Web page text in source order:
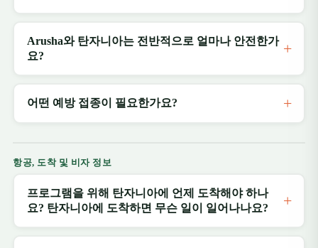
Arusha와 탄자니아는 전반적으로 얼마나 안전한가
요?
어떤 예방 접종이 필요한가요?
항공, 도착 및 비자 정보
프로그램을 위해 탄자니아에 언제 도착해야 하나
요? 탄자니아에 도착하면 무슨 일이 일어나나요?